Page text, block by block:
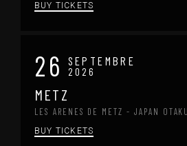
BUY TICKETS
26 SEPTEMBRE
2026
METZ
LES ARENES DE METZ - JAPAN
BUY TICKETS